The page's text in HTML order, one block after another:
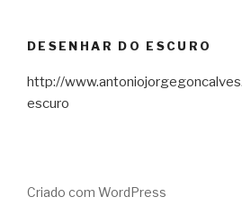
DESENHAR DO ESCURO
http://
escuro
Criado com WordPress